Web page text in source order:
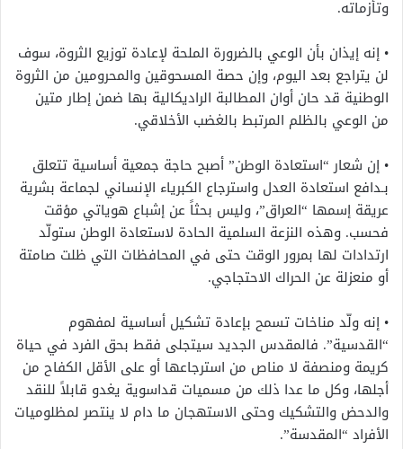
وتأزماته.
• إنه إيذان بأن الوعي بالضرورة الملحة لإعادة توزيع الثروة، سوف
لن يتراجع بعد اليوم، وإن حصة المسحوقين والمحرومين من الثروة
الوطنية قد حان أوان المطالبة الراديكالية بها ضمن إطار متين
من الوعي بالظلم المرتبط بالغضب الأخلاقي.
• إن شعار “استعادة الوطن” أصبح حاجة جمعية أساسية تتعلق
بـدافع استعادة العدل واسترجاع الكبرياء الإنساني لجماعة بشرية
عريقة إسمها “العراق”، وليس بحثاً عن إشباع هوياتي مؤقت
فحسب. وهذه النزعة السلمية الحادة لاستعادة الوطن ستولّد
ارتدادات لها بمرور الوقت حتى في المحافظات التي ظلت صامتة
أو منعزلة عن الحراك الاحتجاجي.
• إنه ولّد مناخات تسمح بإعادة تشكيل أساسية لمفهوم
“القدسية”. فالمقدس الجديد سيتجلى فقط بحق الفرد في حياة
كريمة ومنصفة لا مناص من استرجاعها أو على الأقل الكفاح من
أجلها، وكل ما عدا ذلك من مسميات قداسوية يغدو قابلاً للنقد
والدحض والتشكيك وحتى الاستهجان ما دام لا ينتصر لمظلوميات
الأفراد “المقدسة”.